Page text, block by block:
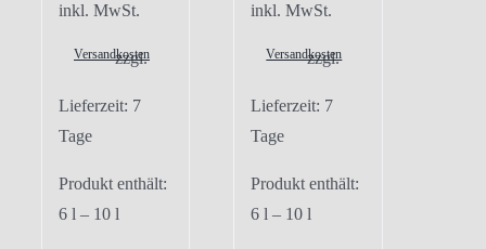
inkl. MwSt.
zzgl.
Versandkosten
Lieferzeit: 7
Tage
Produkt enthält:
6 l – 10 l
inkl. MwSt.
zzgl.
Versandkosten
Lieferzeit: 7
Tage
Produkt enthält:
6l – 10l